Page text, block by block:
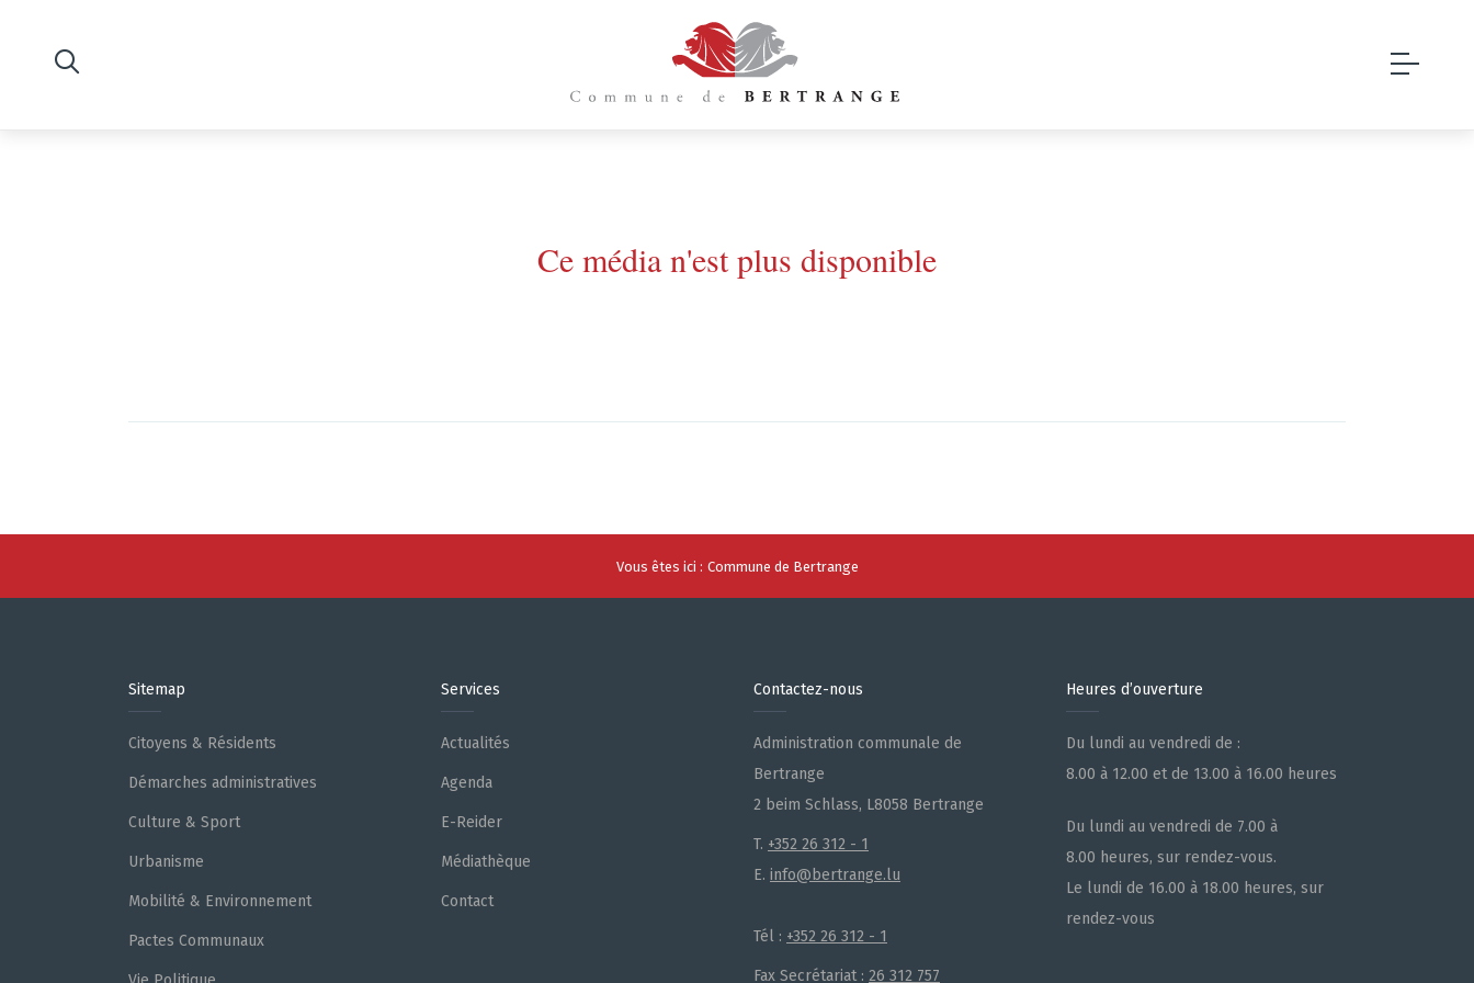
Ce média n'est plus disponible
Vous êtes ici : Commune de Bertrange
Sitemap
Citoyens & Résidents
Démarches administratives
Culture & Sport
Urbanisme
Mobilité & Environnement
Pactes Communaux
Services
Actualités
Agenda
E-Reider
Médiathèque
Contact
Contactez-nous
Administration communale de
Bertrange
2 beim Schlass, L8058 Bertrange
T. +352 26 312 - 1
E. info@bertrange.lu
Tél : +352 26 312 - 1
Fax Secrétariat : 26 312 757
Heures d’ouverture
Du lundi au vendredi de :
8.00 à 12.00 et de 13.00 à 16.00 heures
Du lundi au vendredi de 7.00 à
8.00 heures, sur rendez-vous.
Le lundi de 16.00 à 18.00 heures, sur
rendez-vous